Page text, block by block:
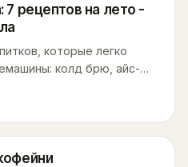
рецептов на лето -
которые легко
колд брю, айс-